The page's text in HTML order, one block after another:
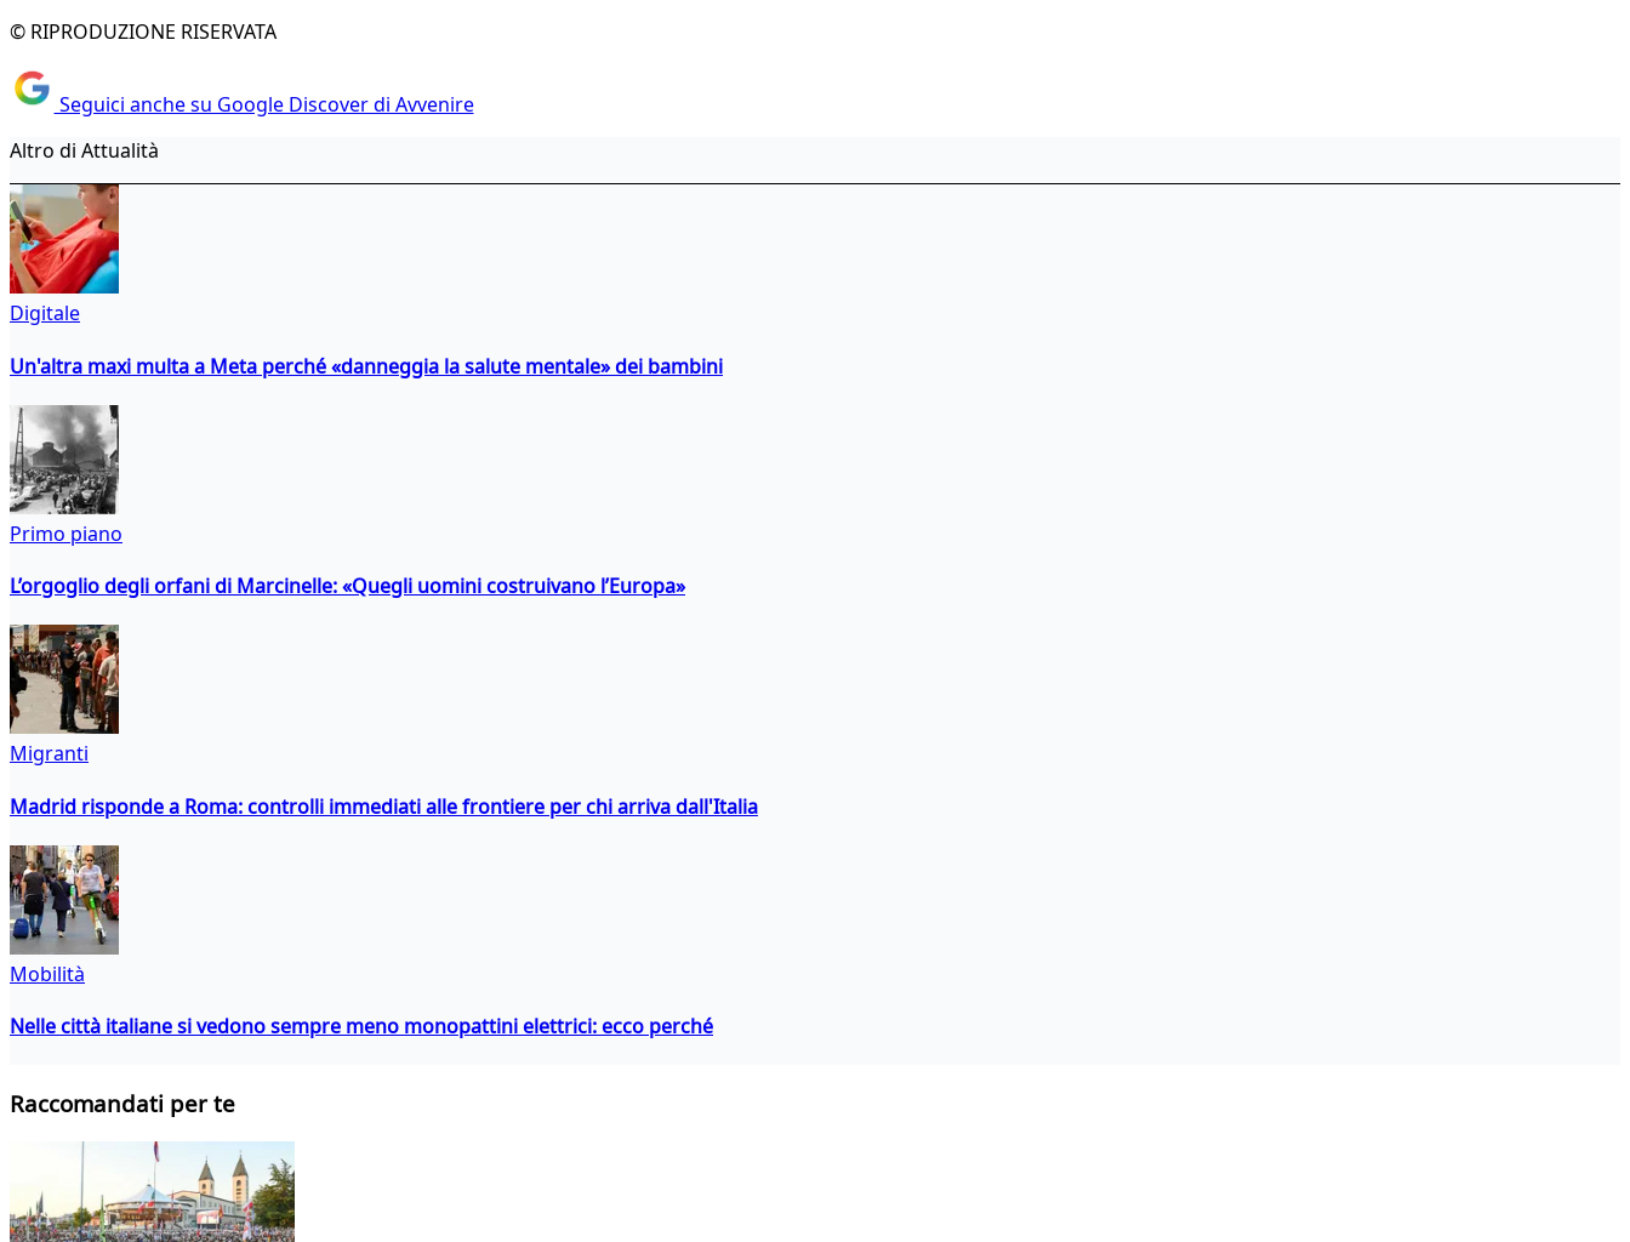
© RIPRODUZIONE RISERVATA
Seguici anche su Google Discover di Avvenire
Altro di Attualità
Digitale
Un'altra maxi multa a Meta perché «danneggia la salute mentale» dei bambini
Primo piano
L’orgoglio degli orfani di Marcinelle: «Quegli uomini costruivano l’Europa»
Migranti
Madrid risponde a Roma: controlli immediati alle frontiere per chi arriva dall'Italia
Mobilità
Nelle città italiane si vedono sempre meno monopattini elettrici: ecco perché
Raccomandati per te